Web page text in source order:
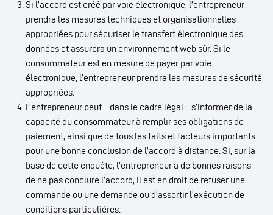
Si l’accord est créé par voie électronique, l’entrepreneur
prendra les mesures techniques et organisationnelles
appropriées pour sécuriser le transfert électronique des
données et assurera un environnement web sûr. Si le
consommateur est en mesure de payer par voie
électronique, l’entrepreneur prendra les mesures de sécurité
appropriées.
L’entrepreneur peut – dans le cadre légal – s’informer de la
capacité du consommateur à remplir ses obligations de
paiement, ainsi que de tous les faits et facteurs importants
pour une bonne conclusion de l’accord à distance. Si, sur la
base de cette enquête, l’entrepreneur a de bonnes raisons
de ne pas conclure l’accord, il est en droit de refuser une
commande ou une demande ou d’assortir l’exécution de
conditions particulières.